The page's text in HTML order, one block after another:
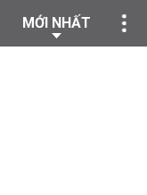
MỚI NHẤT